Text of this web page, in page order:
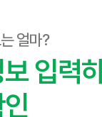
범위 및 자기부담
얼마?
입력